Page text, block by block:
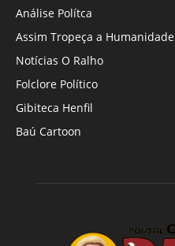
Análise Polítca
Assim Tropeça a Humanidade
Notícias O Ralho
Folclore Político
Gibiteca Henfil
Baú Cartoon